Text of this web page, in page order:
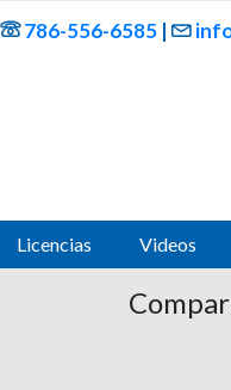
786-556-6585 |
Licencias Videos